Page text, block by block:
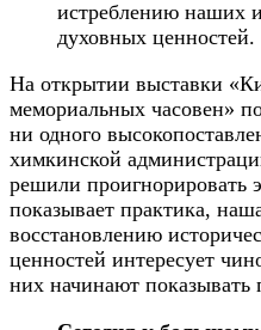
истреблению наших
духовных ценностей.
На открытии выставки
мемориальных часовен»
ни одного
химкинской
решили проигнорировать
показывает практика,
восстановлению
ценностей интересует
них начинают показывать